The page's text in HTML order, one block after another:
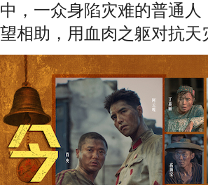
中，一众身陷灾难的普通
望相助，用血肉之躯对抗